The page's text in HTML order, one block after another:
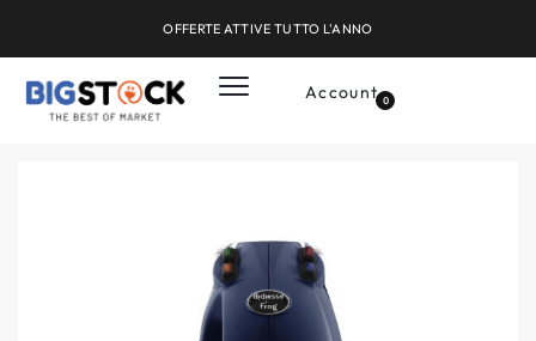
OFFERTE ATTIVE TUTTO L'ANNO
Account 0